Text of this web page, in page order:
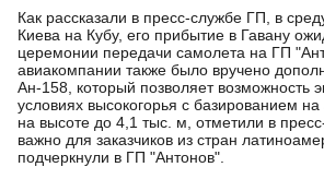
Как рассказали в пресс-службе ГП, в
Киева на Кубу, его прибытие в Гавану
церемонии передачи самолета на ГП
авиакомпании также было вручено
Ан-158, который позволяет возможность
условиях высокогорья с базированием
на высоте до 4,1 тыс. м, отметили в
важно для заказчиков из стран
подчеркнули в ГП "Антонов".